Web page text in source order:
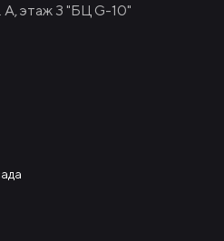
А, этаж 3 "БЦ G-10"